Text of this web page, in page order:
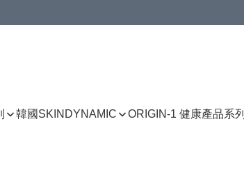
韓國SKINDYNAMIC ORIGIN-1 健康產品系列